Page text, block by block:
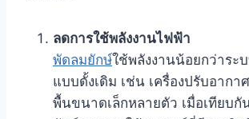
ลดการใช้พลังงานไฟฟ้า
พัดลมยักษ์ใช้พลังงานน้อยกว่าระ
แบบดั้งเดิม เช่น เครื่องปรับอากา
พื้นขนาดเล็กหลายตัว เมื่อเทียบกั